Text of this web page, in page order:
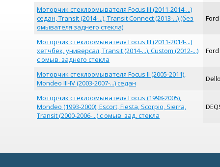
Моторчик стеклоомывателя Focus III (2011-2014-...)
седан, Transit (2014-...), Transit Connect (2013-...) (без
омывателя заднего стекла)
Ford
Моторчик стеклоомывателя Focus III (2011-2014-...)
хетчбек, универсал, Transit (2014-...), Custom (2012-...)
с омыв. заднего стекла
Ford
Моторчик стеклоомывателя Focus II (2005-2011),
Mondeo III-IV (2003-2007-...) седан
Моторчик стеклоомывателя Focus (1998-2005),
Mondeo (1993-2000), Escort, Fiesta, Scorpio, Sierra,
Transit (2000-2006-...) с омыв. зад. стекла